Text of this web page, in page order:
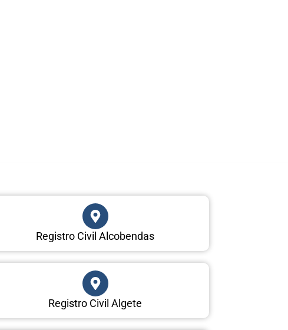
Registro Civil Alcobendas
Registro Civil Algete